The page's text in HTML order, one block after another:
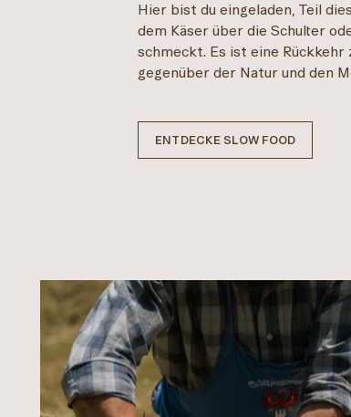
Hier bist du eingeladen, Teil
dem Käser über die Schulter
schmeckt. Es ist eine Rückkehr
gegenüber der Natur und den
ENTDECKE SLOW FOOD